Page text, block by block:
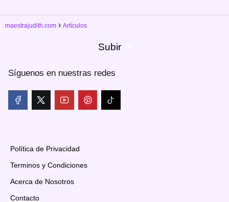
maestrajudith.com Artículos
Subir
Síguenos en nuestras redes
Política de Privacidad
Terminos y Condiciones
Acerca de Nosotros
Contacto